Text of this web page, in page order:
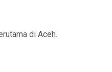
di Aceh.